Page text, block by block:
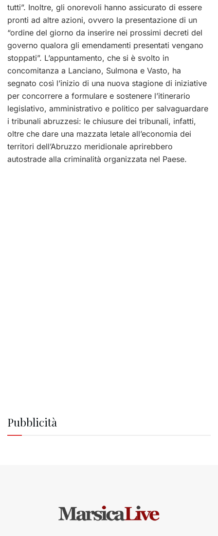
tutti”. Inoltre, gli onorevoli hanno assicurato di essere
pronti ad altre azioni, ovvero la presentazione di un
“ordine del giorno da inserire nei prossimi decreti del
governo qualora gli emendamenti presentati vengano
stoppati”. L’appuntamento, che si è svolto in
concomitanza a Lanciano, Sulmona e Vasto, ha
segnato così l’inizio di una nuova stagione di iniziative
per concorrere a formulare e sostenere l’itinerario
legislativo, amministrativo e politico per salvaguardare
i tribunali abruzzesi: le chiusure dei tribunali, infatti,
oltre che dare una mazzata letale all’economia dei
territori dell’Abruzzo meridionale aprirebbero
autostrade alla criminalità organizzata nel Paese.
Pubblicità